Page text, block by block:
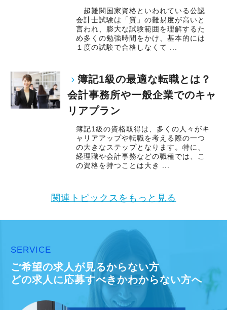
超難関国家資格といわれている公認
会計士試験は「質」の難易度が高いと
言われ、膨大な試験範囲を理解するた
め多くの勉強時間をかけ、基本的には
１度の試験で合格しなくて ...
簿記1級の最適な転職とは？
会計事務所や一般企業でのキャ
リアプラン
簿記1級の資格取得は、多くの人々がキ
ャリアアップや転職を考える際の一つ
の大きなステップとなります。特に、
経理職や会計事務などの職種では、こ
の資格を持つことは大き ...
関連トピックスをもっと見る
SERVICE
ご希望の求人が見るからない方
どの求人に応募すべきかわからない方へ